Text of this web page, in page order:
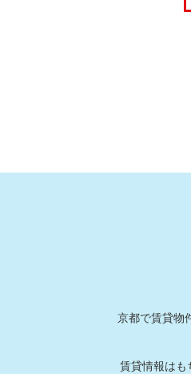
京都で賃貸物
賃貸情報はも